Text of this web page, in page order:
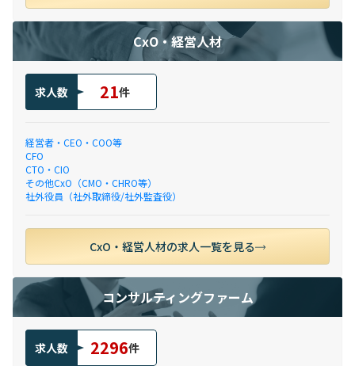
CxO・経営人材
求人数 21件
経営者・CEO・COO等
CFO
CTO・CIO
その他CxO（CMO・CHRO等）
社外役員（社外取締役/社外監査役）
CxO・経営人材の求人一覧を見る
コンサルティングファーム
求人数 2296件